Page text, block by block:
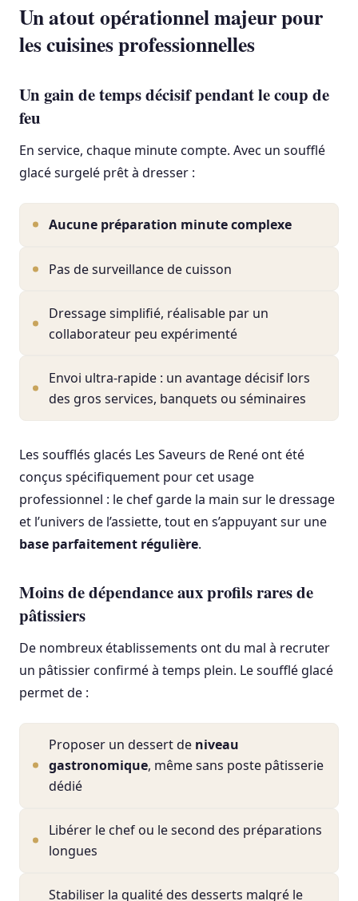
Un atout opérationnel majeur pour
les cuisines professionnelles
Un gain de temps décisif pendant le coup de
feu
En service, chaque minute compte. Avec un soufflé
glacé surgelé prêt à dresser :
Aucune préparation minute complexe
Pas de surveillance de cuisson
Dressage simplifié, réalisable par un
collaborateur peu expérimenté
Envoi ultra-rapide : un avantage décisif lors
des gros services, banquets ou séminaires
Les soufflés glacés Les Saveurs de René ont été
conçus spécifiquement pour cet usage
professionnel : le chef garde la main sur le dressage
et l’univers de l’assiette, tout en s’appuyant sur une
base parfaitement régulière.
Moins de dépendance aux profils rares de
pâtissiers
De nombreux établissements ont du mal à recruter
un pâtissier confirmé à temps plein. Le soufflé glacé
permet de :
Proposer un dessert de niveau
gastronomique, même sans poste pâtisserie
dédié
Libérer le chef ou le second des préparations
longues
Stabiliser la qualité des desserts malgré le